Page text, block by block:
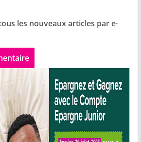
les nouveaux articles par e-